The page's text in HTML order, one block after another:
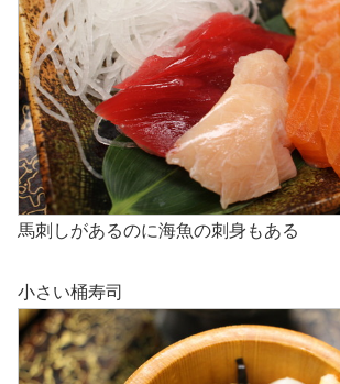
馬刺しがあるのに海魚の刺身もある
小さい桶寿司